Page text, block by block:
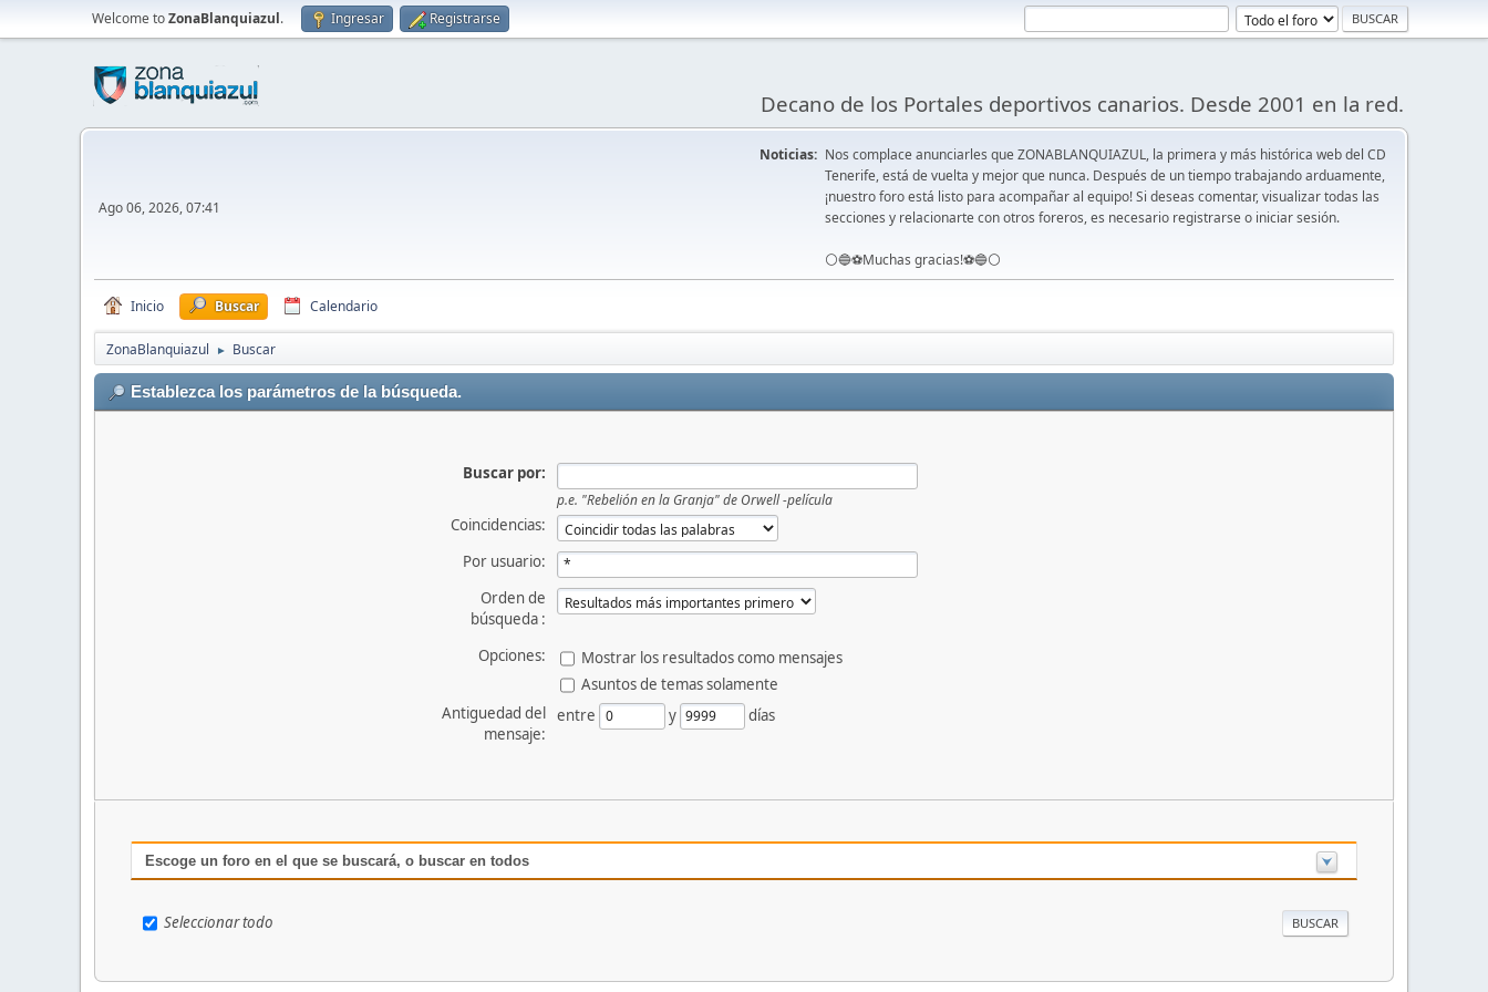
Welcome toZonaBlanquiazul. Ingresar Registrarse
Decano de los Portales deportivos canarios. Desde 2001 en la red.
Ago 06, 2026, 07:41
Noticias: Nos complace anunciarles que ZONABLANQUIAZUL, la primera y más histórica web del CD
Tenerife, está de vuelta y mejor que nunca. Después de un tiempo trabajando arduamente,
¡nuestro foro está listo para acompañar al equipo! Si deseas comentar, visualizar todas las
secciones y relacionarte con otros foreros, es necesario registrarse o iniciar sesión.
⚪️🔵⚽️Muchas gracias!⚽️🔵⚪️
Inicio Buscar Calendario
ZonaBlanquiazul ► Buscar
Establezca los parámetros de la búsqueda.
Buscar por:
p.e. "Rebelión en la Granja" de Orwell -película
Coincidencias:
Por usuario:
Orden de
búsqueda :
Opciones:
Mostrar los resultados como mensajes
Asuntos de temas solamente
Antiguedad del
mensaje:
entre y días
Escoge un foro en el que se buscará, o buscar en todos
Seleccionar todo